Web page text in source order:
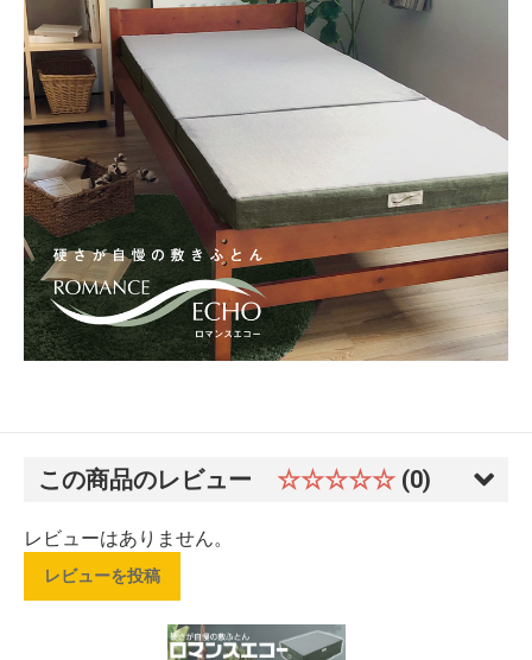
この商品のレビュー ☆☆☆☆☆ (0)
レビューはありません。
レビューを投稿